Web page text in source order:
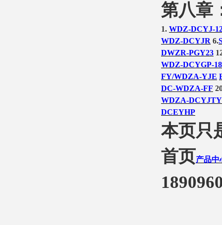
第八章
1. WDZ-DCYJ-
WDZ-DCYJR 6.
DWZR-PGY23
WDZ-DCYGP-
FY/WDZA-YJE
DC-WDZA-FF
WDZA-
DCEYHP
本页只
首页产品中